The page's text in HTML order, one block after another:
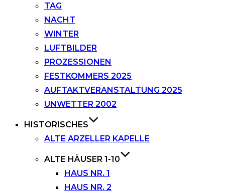
TAG
NACHT
WINTER
LUFTBILDER
PROZESSIONEN
FESTKOMMERS 2025
AUFTAKTVERANSTALTUNG 2025
UNWETTER 2002
HISTORISCHES
ALTE ARZELLER KAPELLE
ALTE HÄUSER 1-10
HAUS NR. 1
HAUS NR. 2